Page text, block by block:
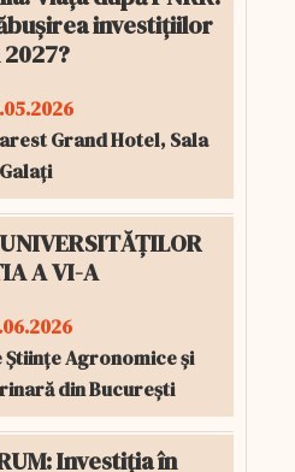
investițiilor
Grand Hotel, Sala
Galați
A VI-A
Agronomice și
din București
Investiția în